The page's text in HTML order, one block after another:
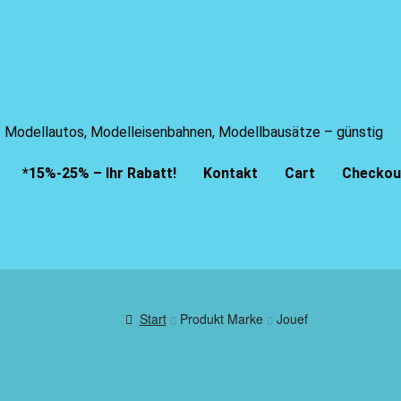
Modellautos, Modelleisenbahnen, Modellbausätze – günstig
*15%-25% – Ihr Rabatt! Kontakt Cart
Start Produkt Marke Jouef